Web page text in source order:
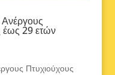
έως 29 ετών
Πτυχιούχους